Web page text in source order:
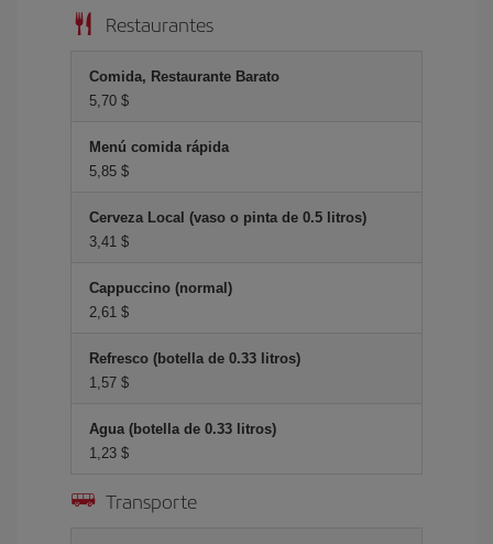
Restaurantes
Comida, Restaurante Barato
5,70 $
Menú comida rápida
5,85 $
Cerveza Local (vaso o pinta de 0.5 litros)
3,41 $
Cappuccino (normal)
2,61 $
Refresco (botella de 0.33 litros)
1,57 $
Agua (botella de 0.33 litros)
1,23 $
Transporte